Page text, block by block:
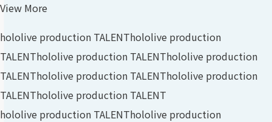
View More
hololive production TALENThololive production
TALENThololive production TALENThololive production
TALENThololive production TALENThololive production
TALENThololive production TALENT
hololive production TALENThololive production